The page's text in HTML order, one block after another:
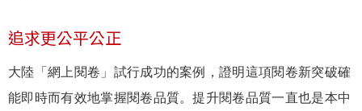
追求更公平公正
大陸「網上閱卷」試行成功的案例，證明這項閱卷新突破確
能即時而有效地掌握閱卷品質。提升閱卷品質一直也是本中